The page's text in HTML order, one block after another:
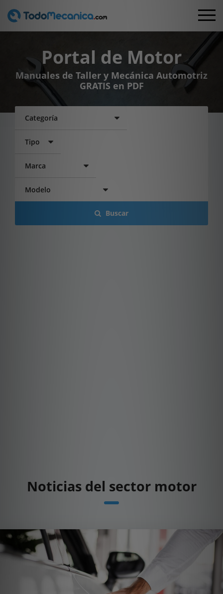
Portal de Motor
Manuales de Taller y Mecánica Automotriz
GRATIS en PDF
Buscar
Noticias del sector motor